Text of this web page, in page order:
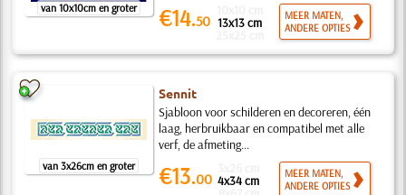
van 10x10cm en groter €14.50 13x13 cm
MEER MATEN,
ANDERE OPTIES
van 3x26cm en groter
Sennit
Sjabloon voor schilderen en decoreren, één
laag, herbruikbaar en compatibel met alle
verf, de afmeting...
€13.00 4x34 cm
MEER MATEN,
ANDERE OPTIES